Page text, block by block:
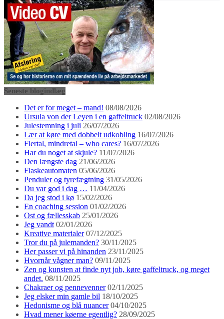
Seneste blogindlæg
Det er for meget – mand! 08/08/2026
Ursula von der Leyen i en gaffeltruck 02/08/2026
Julestemning i juli 26/07/2026
Lær at køre med dobbelt udkobling 16/07/2026
Flertal, mindretal – who cares? 16/07/2026
Har du noget at skjule? 11/07/2026
Den længste dag 21/06/2026
Flaskeautomaten 05/06/2026
Penduler og tyrefægtning 31/05/2026
Du var god i dag … 11/04/2026
Da jeg stod i kø 15/02/2026
En coaching session 01/02/2026
Ost og fællesskab 25/01/2026
Jeg vandt 02/01/2026
Kreative materialer 07/12/2025
Tror du på julemanden? 30/11/2025
Her passer vi på hinanden 23/11/2025
Hvornår vågner man? 09/11/2025
Zen og kunsten at finde nyt job, køre gaffeltruck, og meget
andet. 08/11/2025
Chakraer og pennevenner 02/11/2025
Jeg elsker min gamle bil 18/10/2025
Hedonisme og blå nuancer 04/10/2025
Hvad mener køerne egentlig? 28/09/2025